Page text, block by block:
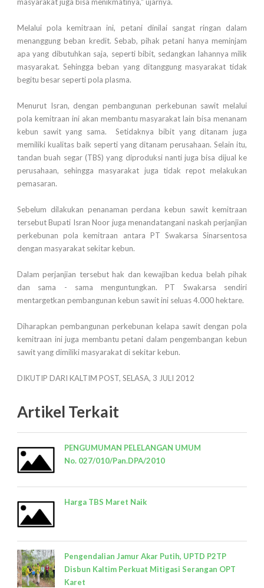
masyarakat juga bisa menikmatinya," ujarnya.
Melalui pola kemitraan ini, petani dinilai sangat ringan dalam
menanggung beban kredit. Sebab, pihak petani hanya meminjam
apa yang dibutuhkan saja, seperti bibit, sedangkan lahannya milik
masyarakat. Sehingga beban yang ditanggung masyarakat tidak
begitu besar seperti pola plasma.
Menurut Isran, dengan pembangunan perkebunan sawit melalui
pola kemitraan ini akan membantu masyarakat lain bisa menanam
kebun sawit yang sama. Setidaknya bibit yang ditanam juga
memiliki kualitas baik seperti yang ditanam perusahaan. Selain itu,
tandan buah segar (TBS) yang diproduksi nanti juga bisa dijual ke
perusahaan, sehingga masyarakat juga tidak repot melakukan
pemasaran.
Sebelum dilakukan penanaman perdana kebun sawit kemitraan
tersebut Bupati Isran Noor juga menandatangani naskah perjanjian
perkebunan pola kemitraan antara PT Swakarsa Sinarsentosa
dengan masyarakat sekitar kebun.
Dalam perjanjian tersebut hak dan kewajiban kedua belah pihak
dan sama - sama menguntungkan. PT Swakarsa sendiri
mentargetkan pembangunan kebun sawit ini seluas 4.000 hektare.
Diharapkan pembangunan perkebunan kelapa sawit dengan pola
kemitraan ini juga membantu petani dalam pengembangan kebun
sawit yang dimiliki masyarakat di sekitar kebun.
DIKUTIP DARI KALTIM POST, SELASA, 3 JULI 2012
Artikel Terkait
PENGUMUMAN PELELANGAN UMUM
No. 027/010/Pan.DPA/2010
Harga TBS Maret Naik
Pengendalian Jamur Akar Putih, UPTD P2TP
Disbun Kaltim Perkuat Mitigasi Serangan OPT
Karet